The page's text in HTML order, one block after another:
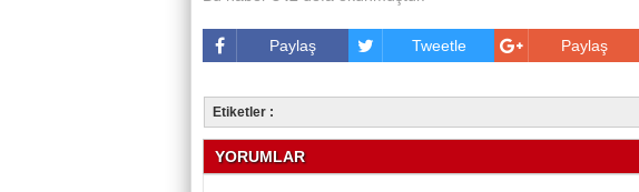
Paylaş Tweetle Paylaş
Etiketler :
YORUMLAR